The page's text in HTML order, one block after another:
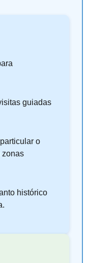
guiadas
o
zonas
histórico